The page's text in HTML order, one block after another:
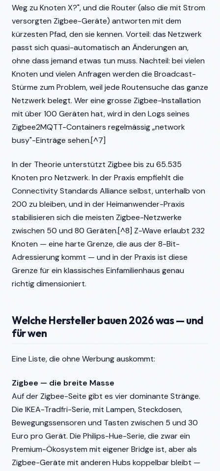
Weg zu Knoten X?", und die Router (also die mit Strom
versorgten Zigbee-Geräte) antworten mit dem
kürzesten Pfad, den sie kennen. Vorteil: das Netzwerk
passt sich quasi-automatisch an Änderungen an,
ohne dass jemand etwas tun muss. Nachteil: bei vielen
Knoten und vielen Anfragen werden die Broadcast-
Stürme zum Problem, weil jede Routensuche das ganze
Netzwerk belegt. Wer eine grosse Zigbee-Installation
mit über 100 Geräten hat, wird in den Logs seines
Zigbee2MQTT-Containers regelmässig „network
busy"-Einträge sehen.[^7]
In der Theorie unterstützt Zigbee bis zu 65.535
Knoten pro Netzwerk. In der Praxis empfiehlt die
Connectivity Standards Alliance selbst, unterhalb von
200 zu bleiben, und in der Heimanwender-Praxis
stabilisieren sich die meisten Zigbee-Netzwerke
zwischen 50 und 80 Geräten.[^8] Z-Wave erlaubt 232
Knoten — eine harte Grenze, die aus der 8-Bit-
Adressierung kommt — und in der Praxis ist diese
Grenze für ein klassisches Einfamilienhaus genau
richtig dimensioniert.
Welche Hersteller bauen 2026 was — und
für wen
Eine Liste, die ohne Werbung auskommt:
Zigbee — die breite Masse
Auf der Zigbee-Seite gibt es vier dominante Stränge.
Die IKEA-Tradfri-Serie, mit Lampen, Steckdosen,
Bewegungssensoren und Tasten zwischen 5 und 30
Euro pro Gerät. Die Philips-Hue-Serie, die zwar ein
Premium-Ökosystem mit eigener Bridge ist, aber als
Zigbee-Geräte mit anderen Hubs koppelbar bleibt —